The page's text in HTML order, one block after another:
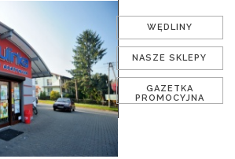
WĘDLINY
NASZE SKLEPY
GAZETKA
PROMOCYJNA